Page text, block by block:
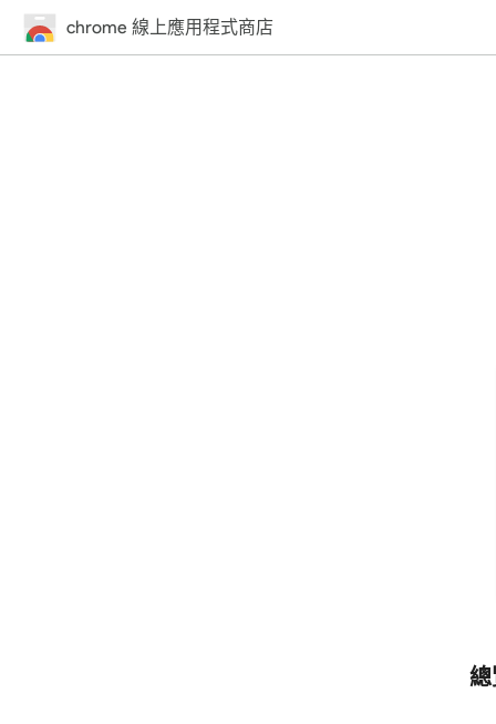
chrome 線上應用程式商店